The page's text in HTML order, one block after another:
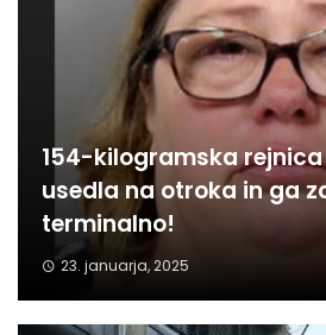
154-kilogramska rejnica
usedla na otroka in ga
terminalno!
23. januarja, 2025